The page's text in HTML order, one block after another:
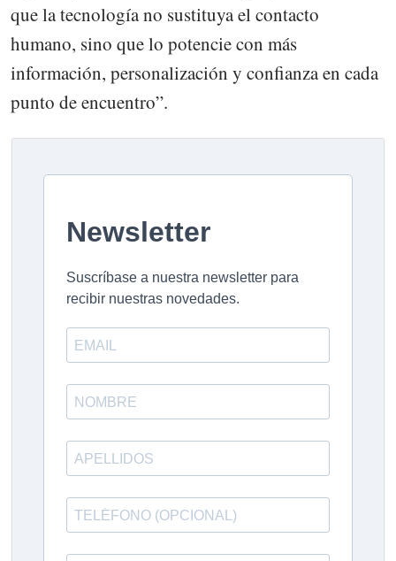
que la tecnología no sustituya el contacto
humano, sino que lo potencie con más
información, personalización y confianza en cada
punto de encuentro”.